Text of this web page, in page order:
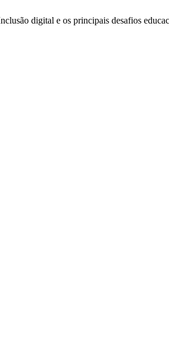
digital e os principais desafios